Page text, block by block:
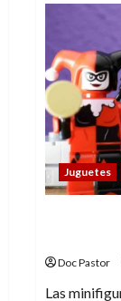
y
Juguetes
Doc Pastor
Las